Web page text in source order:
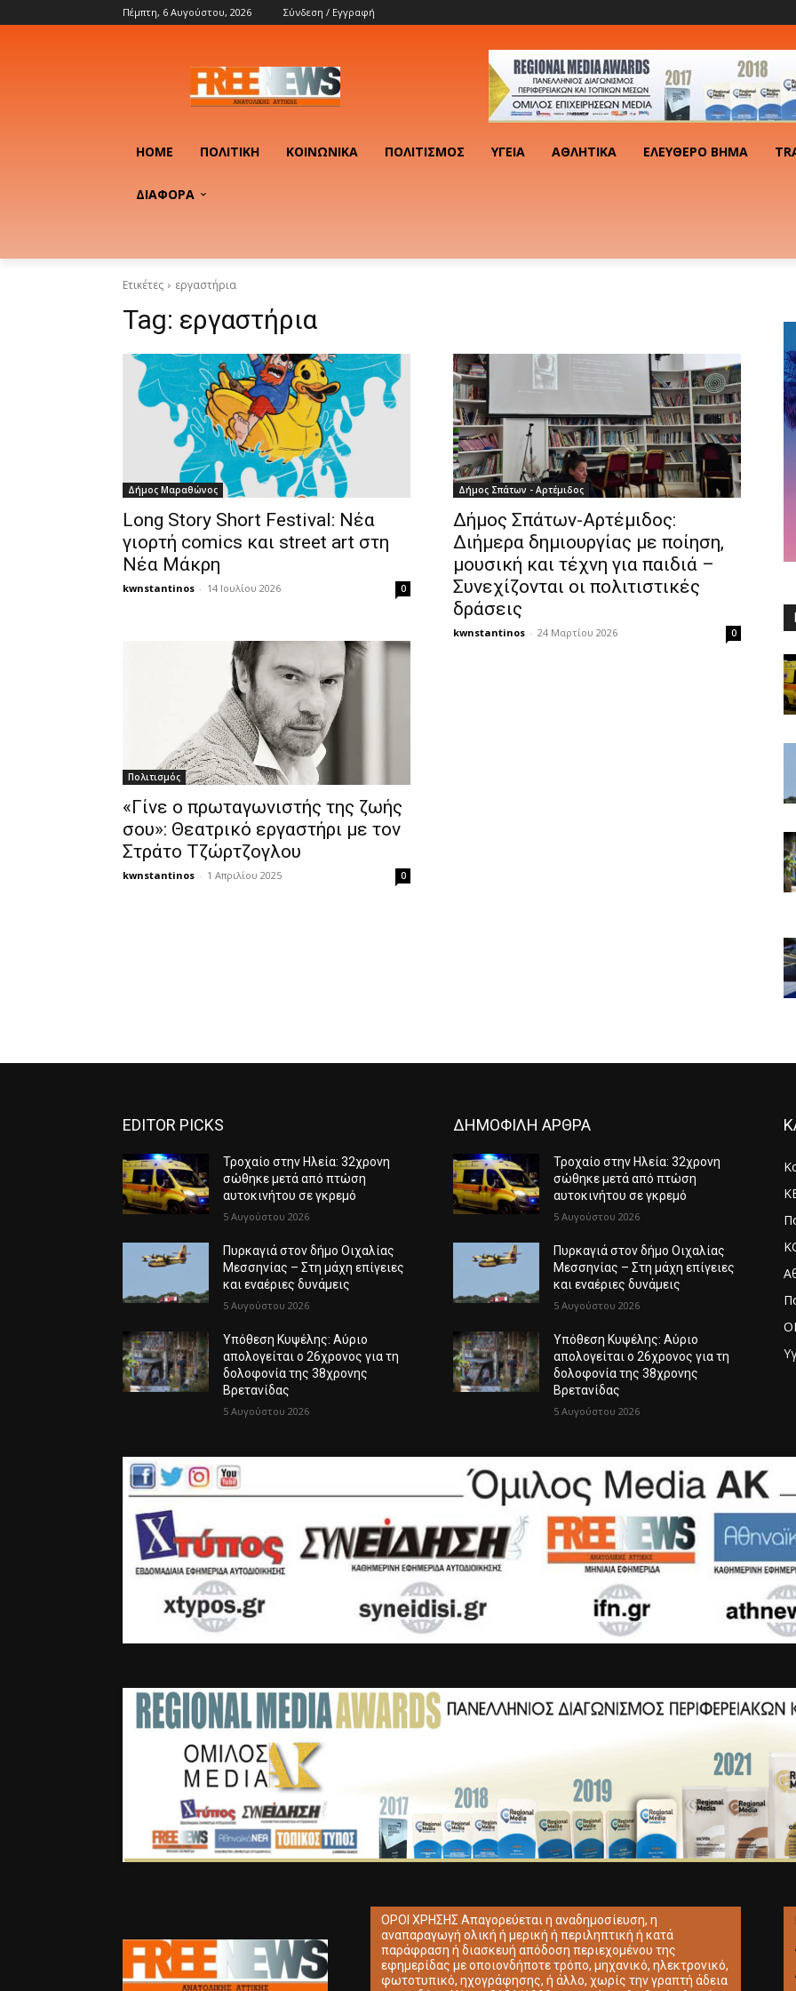
Πέμπτη, 6 Αυγούστου, 2026 Σύνδεση / Εγγραφή
HOME ΠΟΛΙΤΙΚΉ ΚΟΙΝΩΝΙΚΆ ΠΟΛΙΤΙΣΜΌΣ ΥΓΕΊΑ ΑΘΛΗΤΙΚΆ ΕΛΕΎΘΕΡΟ ΒΉΜΑ
ΔΙΑΦΟΡΑ
Ετικέτες εργαστήρια
Tag: εργαστήρια
Δήμος Μαραθώνος
Long Story Short Festival: Νέα
γιορτή comics και street art στη
Νέα Μάκρη
kwnstantinos - 14 Ιουλίου 2026 0
Δήμος Σπάτων - Αρτέμιδος
Δήμος Σπάτων-Αρτέμιδος:
Διήμερα δημιουργίας με ποίηση,
μουσική και τέχνη για παιδιά –
Συνεχίζονται οι πολιτιστικές
δράσεις
kwnstantinos - 24 Μαρτίου 2026 0
Πολιτισμός
«Γίνε ο πρωταγωνιστής της ζωής
σου»: Θεατρικό εργαστήρι με τον
Στράτο Τζώρτζογλου
kwnstantinos - 1 Απριλίου 2025 0
EDITOR PICKS
Τροχαίο στην Ηλεία: 32χρονη
σώθηκε μετά από πτώση
αυτοκινήτου σε γκρεμό
5 Αυγούστου 2026
Πυρκαγιά στον δήμο Οιχαλίας
Μεσσηνίας – Στη μάχη επίγειες
και εναέριες δυνάμεις
5 Αυγούστου 2026
Υπόθεση Κυψέλης: Αύριο
απολογείται ο 26χρονος για τη
δολοφονία της 38χρονης
Βρετανίδας
5 Αυγούστου 2026
ΔΗΜΟΦΙΛΗ ΑΡΘΡΑ
Τροχαίο στην Ηλεία: 32χρονη
σώθηκε μετά από πτώση
αυτοκινήτου σε γκρεμό
5 Αυγούστου 2026
Πυρκαγιά στον δήμο Οιχαλίας
Μεσσηνίας – Στη μάχη επίγειες
και εναέριες δυνάμεις
5 Αυγούστου 2026
Υπόθεση Κυψέλης: Αύριο
απολογείται ο 26χρονος για τη
δολοφονία της 38χρονης
Βρετανίδας
5 Αυγούστου 2026
ΟΡΟΙ ΧΡΗΣΗΣ Απαγορεύεται η αναδημοσίευση, η
αναπαραγωγή ολική ή μερική ή περιληπτική ή κατά
παράφραση ή διασκευή απόδοση περιεχομένου της
εφημερίδας με οποιονδήποτε τρόπο, μηχανικό, ηλεκτρονικό,
φωτοτυπικό, ηχογράφησης, ή άλλο, χωρίς την γραπτή άδεια